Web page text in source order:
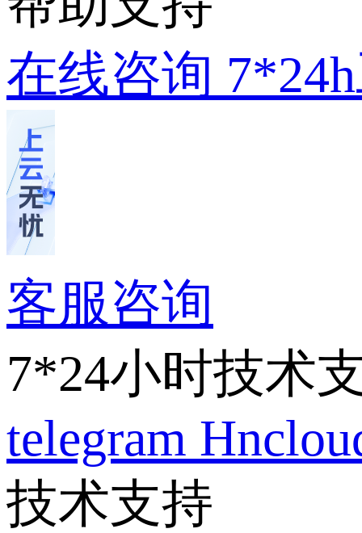
在线咨询
客服咨询
7*24小时技术
telegram
技术支持